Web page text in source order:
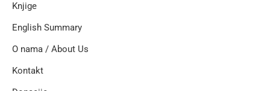
Knjige
English Summary
O nama / About Us
Kontakt